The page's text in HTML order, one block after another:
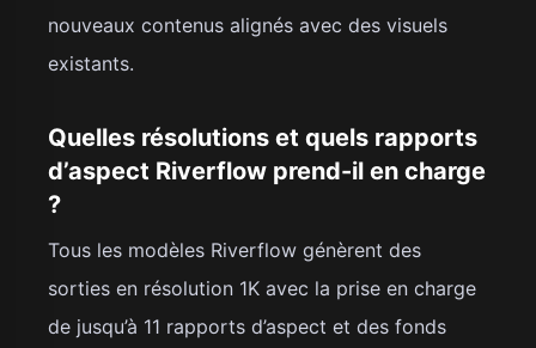
nouveaux contenus alignés avec des visuels
existants.
Quelles résolutions et quels rapports
d’aspect Riverflow prend-il en charge
?
Tous les modèles Riverflow génèrent des
sorties en résolution 1K avec la prise en charge
de jusqu’à 11 rapports d’aspect et des fonds